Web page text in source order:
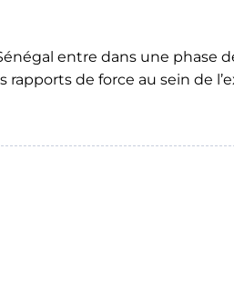
entre dans une phase
de force au sein de